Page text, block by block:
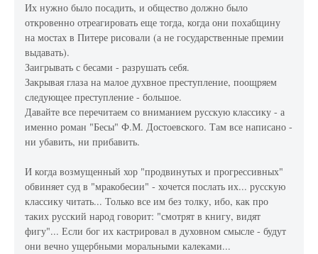
Их нужно было посадить, и общество должно было
откровенно отреагировать еще тогда, когда они похабщину
на мостах в Питере рисовали (а не государственные премии
выдавать).
Заигрывать с бесами - разрушать себя.
Закрывая глаза на малое духвное преступление, поощряем
следующее преступление - большое.
Давайте все перечитаем со вниманием русскую классику - а
именно роман "Бесы" Ф.М. Достоевского. Там все написано -
ни убавить, ни прибавить.
И когда возмущенный хор "продвинутых и прогрессивных"
обвиняет суд в "мракобесии" - хочется послать их... русскую
классику читать... Только все им без толку, ибо, как про
таких русский народ говорит: "смотрят в книгу, видят
фигу"... Если бог их кастрировал в духовном смысле - будут
они вечно ущербными моральными калеками...